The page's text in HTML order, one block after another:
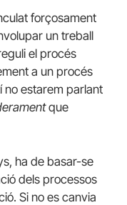
forçosament
un treball
el procés
a un procés
no estarem parlant
que
ha de basar-se
dels processos
Si no es canvia